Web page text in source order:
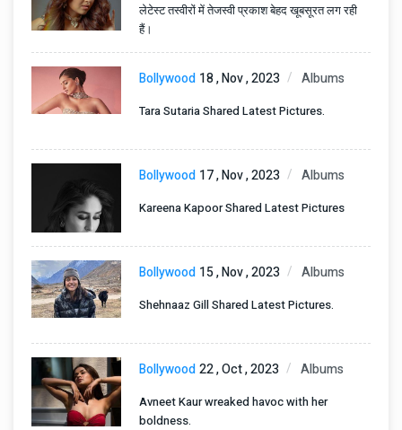
लेटेस्ट तस्वीरों में तेजस्वी प्रकाश बेहद खूबसूरत लग रही
हैं।
Bollywood 18 , Nov , 2023 Albums
Tara Sutaria Shared Latest Pictures.
Bollywood 17 , Nov , 2023 Albums
Kareena Kapoor Shared Latest Pictures
Bollywood 15 , Nov , 2023 Albums
Shehnaaz Gill Shared Latest Pictures.
Bollywood22 , Oct , 2023 Albums
Avneet Kaur wreaked havoc with her
boldness.